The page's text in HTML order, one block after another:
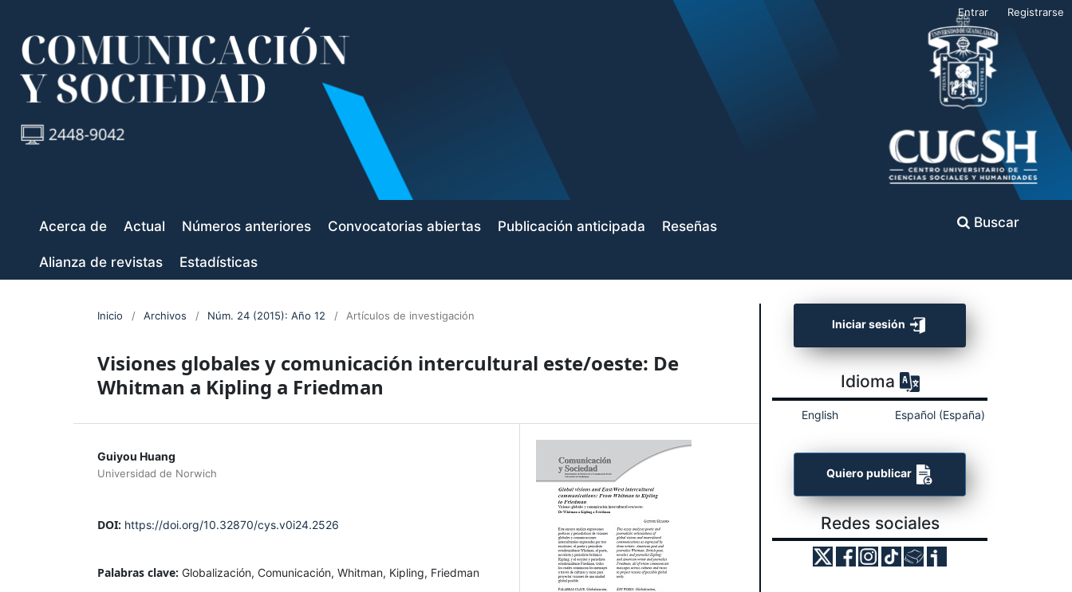
Acerca de Actual Números anteriores Convocatorias abiertas Publicación anticipada Reseñas
Alianza de revistas Estadísticas
Buscar
Entrar Registrarse
Inicio / Archivos / Núm. 24 (2015): Año 12 / Artículos de investigación
Visiones globales y comunicación intercultural este/oeste: De
Whitman a Kipling a Friedman
Guiyou Huang
Universidad de Norwich
DOI: https://doi.org/10.32870/cys.v0i24.2526
Palabras clave: Globalización, Comunicación, Whitman, Kipling, Friedman
Iniciar sesión
Idioma
English Español (España)
Quiero publicar
Redes sociales